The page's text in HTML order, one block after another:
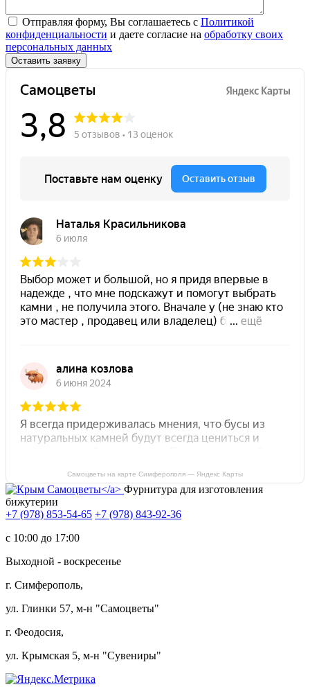
Отправляя форму, Вы соглашаетесь с Политикой
конфиденциальности и даете согласие на обработку своих
персональных данных
Самоцветы на карте Симферополя — Яндекс Карты
Фурнитура для изготовления
бижутерии
+7 (978) 853-54-65 +7 (978) 843-92-36
c 10:00 до 17:00
Выходной - воскресенье
г. Симферополь,
ул. Глинки 57, м-н "Самоцветы"
г. Феодосия,
ул. Крымская 5, м-н "Сувениры"